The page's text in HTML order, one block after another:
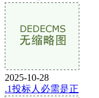
2025-10-28
.1投标人必需是正